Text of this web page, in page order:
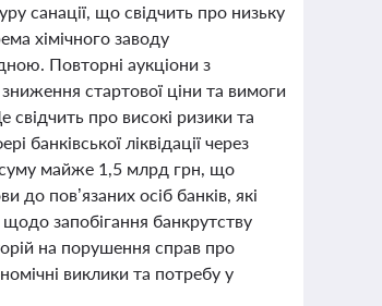
санації, що свідчить про низьку
хімічного заводу
Повторні аукціони з
стартової ціни та вимоги
свідчить про високі ризики та
банківської ліквідації через
суму майже 1,5 млрд грн, що
пов’язаних осіб банків, які
запобігання банкрутству
на порушення справ про
виклики та потребу у